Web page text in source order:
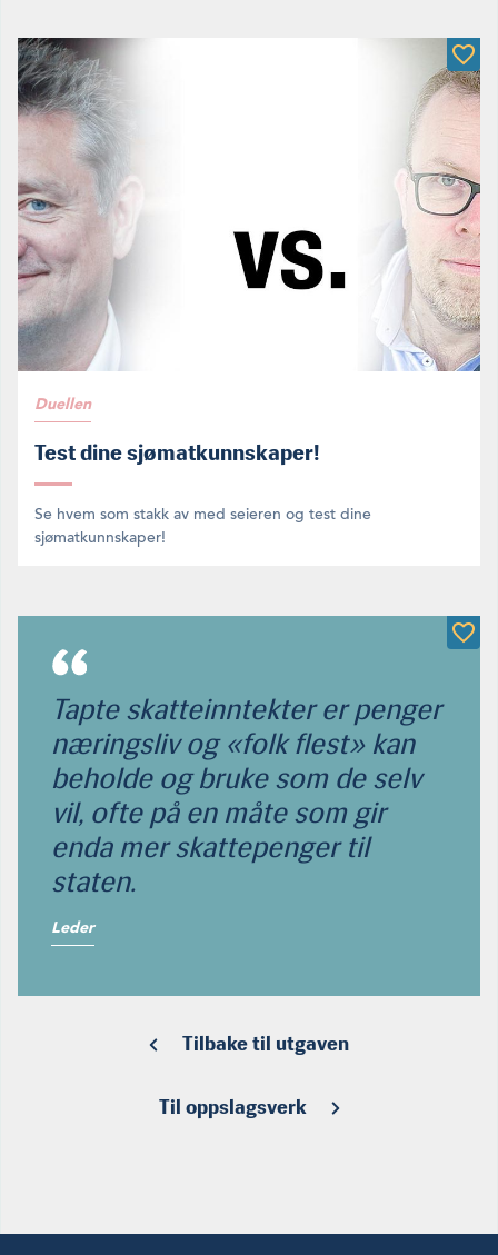
Duellen
Test dine sjømatkunnskaper!
Se hvem som stakk av med seieren og test dine
sjømatkunnskaper!
Tapte skatteinntekter er penger
næringsliv og «folk flest» kan
beholde og bruke som de selv
vil, ofte på en måte som gir
enda mer skattepenger til
staten.
Leder
Tilbake til utgaven
Til oppslagsverk